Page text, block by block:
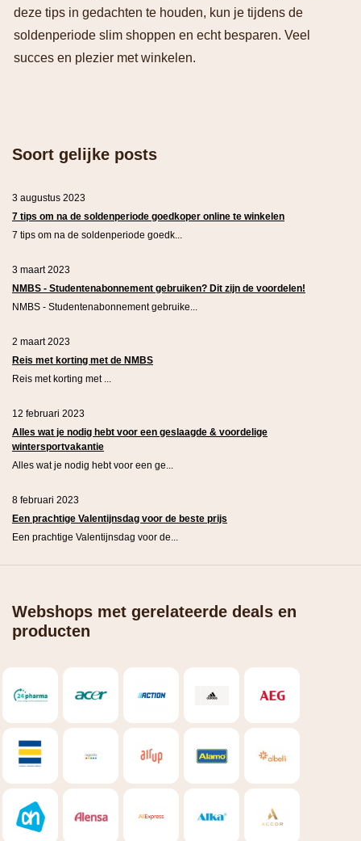
deze tips in gedachten te houden, kun je tijdens de
soldenperiode slim shoppen en echt besparen. Veel
succes en plezier met winkelen.
Soort gelijke posts
3 augustus 2023
7 tips om na de soldenperiode goedkoper online te winkelen
7 tips om na de soldenperiode goedk...
3 maart 2023
NMBS - Studentenabonnement gebruiken? Dit zijn de voordelen!
NMBS - Studentenabonnement gebruike...
2 maart 2023
Reis met korting met de NMBS
Reis met korting met ...
12 februari 2023
Alles wat je nodig hebt voor een geslaagde & voordelige
wintersportvakantie
Alles wat je nodig hebt voor een ge...
8 februari 2023
Een prachtige Valentijnsdag voor de beste prijs
Een prachtige Valentijnsdag voor de...
Webshops met gerelateerde deals en
producten